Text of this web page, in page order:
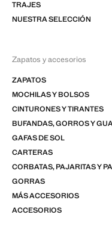
TRAJES
NUESTRA SELECCIÓN
Zapatos y accesorios
ZAPATOS
MOCHILAS Y BOLSOS
CINTURONES Y TIRANTES
BUFANDAS, GORROS Y
GAFAS DE SOL
CARTERAS
CORBATAS, PAJARITAS Y
GORRAS
MÁS ACCESORIOS
ACCESORIOS